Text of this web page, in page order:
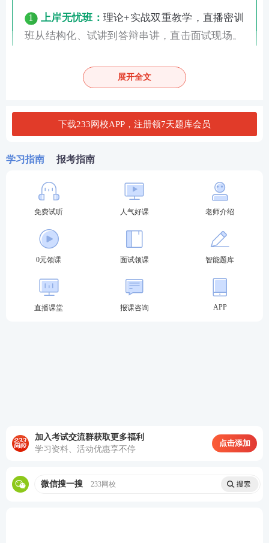
1 上岸无忧班： 理论+实战双重教学，直播密训
班从结构化、试讲到答辩串讲，直击面试现场。
面试指导班：
360度详解面试全流程，含模
板和试讲示范，加购 >>
★推荐：加教师学霸君微信【ks233wx3】享1v1
报考答疑。扫码添加↓↓
展开全文
下载233网校APP，注册领7天题库会员
学习指南 报考指南
免费试听 人气好课 老师介绍
0元领课 面试领课 智能题库
直播课堂 报课咨询 APP
加入考试交流群获取更多福利
学习资料、活动优惠享不停
点击添加
微信搜一搜 233网校